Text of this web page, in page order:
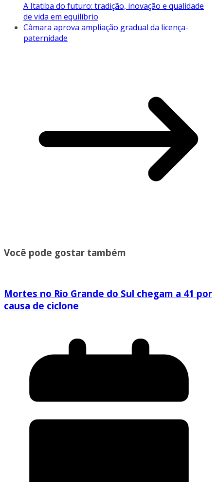
A Itatiba do futuro: tradição, inovação e qualidade
de vida em equilíbrio
Câmara aprova ampliação gradual da licença-
paternidade
Você pode gostar também
Mortes no Rio Grande do Sul chegam a 41 por
causa de ciclone